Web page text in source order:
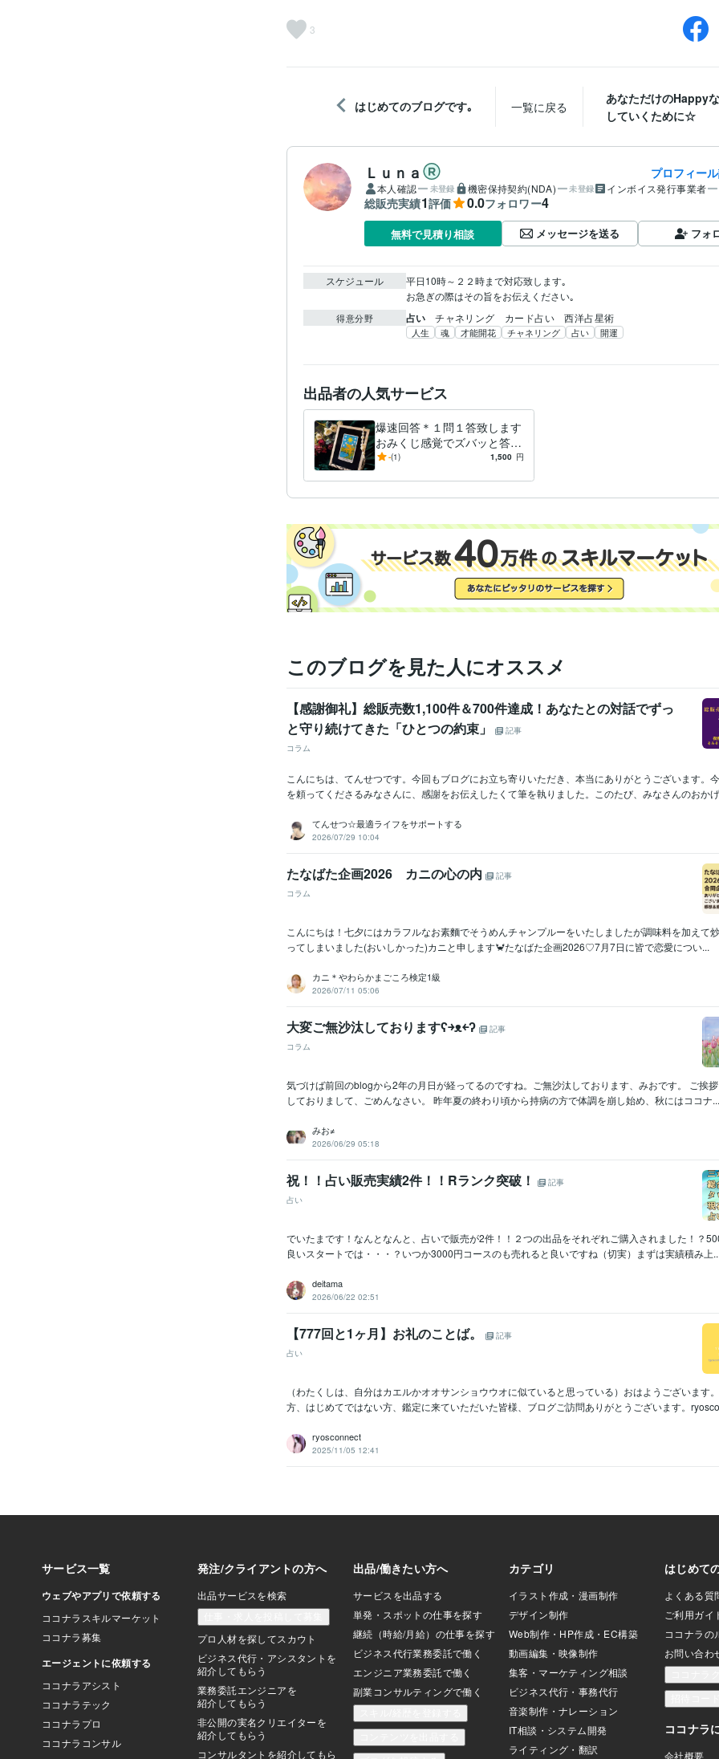
3
はじめてのブログです｡ 一覧に戻る
あなただけのHappy
していくために☆
Ｌｕｎａ プロフィー
本人確認 未登録 機密保持契約(NDA) 未登録 インボイス発行事業者
総販売実績1評価 0.0フォロワー4
無料で見積り相談 メッセージを送る フォ
スケジュール
平日10時～２２時まで対応致します｡
お急ぎの際はその旨をお伝えください｡
得意分野 占い チャネリング　カード占い　西洋占星術
人生 魂 才能開花 チャネリング 占い 開運
出品者の人気サービス
爆速回答＊１問１答致します
おみくじ感覚でズバッと答え
が欲しい方にお勧めです
-(1) 1,500 円
このブログを見た人にオススメ
【感謝御礼】総販売数1,100件＆700件達成！あなたとの対話でずっ
と守り続けてきた「ひとつの約束」
記事
コラム
こんにちは、てんせつです。今回もブログにお立ち寄りいただき、本当にありがとうございます。
を頼ってくださるみなさんに、感謝をお伝えしたくて筆を執りました。このたび、みなさんのおか
てんせつ☆最適ライフをサポートする
2026/07/29 10:04
たなばた企画2026 カニの心の内
記事
コラム
こんにちは！七夕にはカラフルなお素麵でそうめんチャンプルーをいたしましたが調味料を加えて
ってしまいました(おいしかった)カニと申します🦀たなばた企画2026♡7月7日に皆で恋愛につい...
カニ＊やわらかまごころ検定1級
2026/07/11 05:06
大変ご無沙汰しておりますʕ￫ᴥ￩ʔ
記事
コラム
気づけば前回のblogから2年の月日が経ってるのですね。ご無沙汰しております、みおです。 ご挨
しておりまして、ごめんなさい。 昨年夏の終わり頃から持病の方で体調を崩し始め、秋にはココナ...
みお≠
2026/06/29 05:18
祝！！占い販売実績2件！！Rランク突破！
記事
占い
でいたまです！なんとなんと、占いで販売が2件！！２つの出品をそれぞれご購入されました！？
良いスタートでは・・・？いつか3000円コースのも売れると良いですね（切実）まずは実績積み上
deitama
2026/06/22 02:51
【777回と1ヶ月】お礼のことば。
記事
占い
（わたくしは、自分はカエルかオオサンショウウオに似ていると思っている）おはようございます
方、はじめてではない方、鑑定に来ていただいた皆様、ブログご訪問ありがとうございます。
ryosconnect
2025/11/05 12:41